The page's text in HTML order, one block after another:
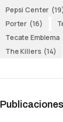
Pepsi Center
Porter (16)
Tecate Emblema
The Killers (14)